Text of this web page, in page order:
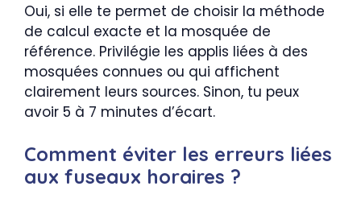
Oui, si elle te permet de choisir la méthode
de calcul exacte et la mosquée de
référence. Privilégie les applis liées à des
mosquées connues ou qui affichent
clairement leurs sources. Sinon, tu peux
avoir 5 à 7 minutes d’écart.
Comment éviter les erreurs liées
aux fuseaux horaires ?